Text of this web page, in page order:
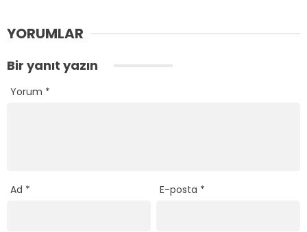
YORUMLAR
Bir yanıt yazın
Yorum *
Ad * E-posta *